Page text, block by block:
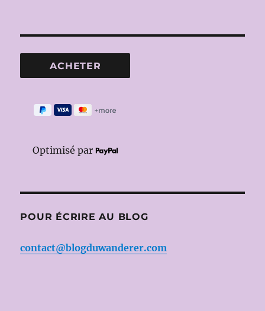
Optimisé par
POUR ÉCRIRE AU BLOG
contact@blogduwanderer.com